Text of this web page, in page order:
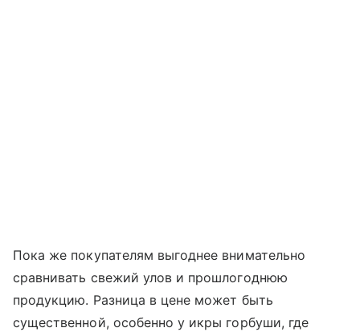
Пока же покупателям выгоднее внимательно
сравнивать свежий улов и прошлогоднюю
продукцию. Разница в цене может быть
существенной, особенно у икры горбуши, где